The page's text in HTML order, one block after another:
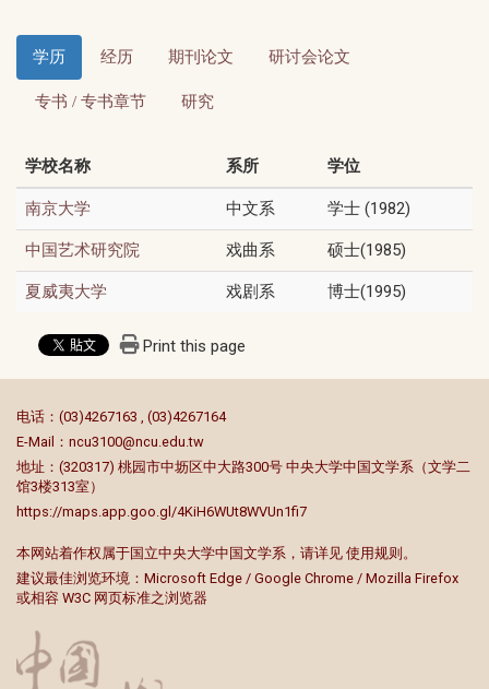
学历 经历 期刊论文 研讨会论文
专书 / 专书章节 研究
学校名称 系所 学位
南京大学 中文系 学士 (1982)
中国艺术研究院 戏曲系 硕士(1985)
夏威夷大学 戏剧系 博士(1995)
Print this page
电话：(03)4267163 , (03)4267164
E-Mail： ncu3100@ncu.edu.tw
地址：(320317) 桃园市中坜区中大路300号 中央大学中国文学系（文学二
馆3楼313室）
https://maps.app.goo.gl/4KiH6WUt8WVUn1fi7
本网站着作权属于国立中央大学中国文学系，请详见 使用规则 。
建议最佳浏览环境：Microsoft Edge / Google Chrome / Mozilla Firefox
或相容 W3C 网页标准之浏览器